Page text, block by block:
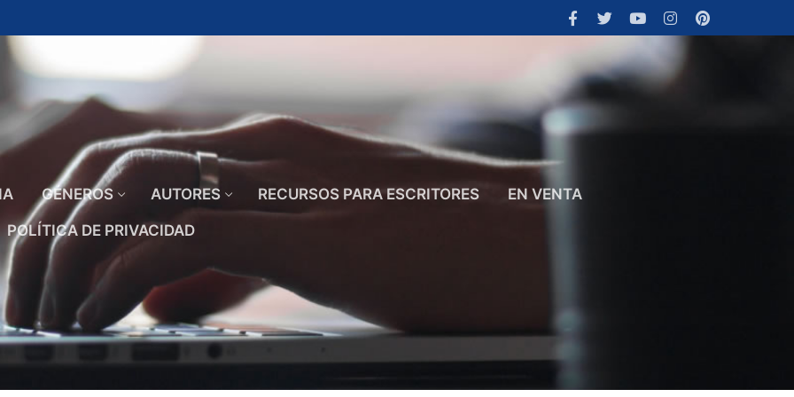
GÉNEROS AUTORES RECURSOS PARA ESCRITORES EN VENTA
POLÍTICA DE PRIVACIDAD